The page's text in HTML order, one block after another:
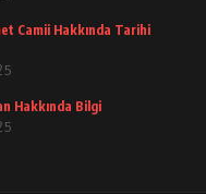
Camii Hakkında Tarihi
Hakkında Bilgi